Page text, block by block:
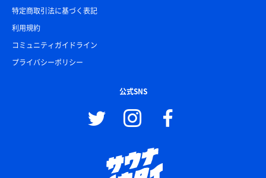
特定商取引法に基づく表記
利用規約
コミュニティガイドライン
プライバシーポリシー
公式SNS